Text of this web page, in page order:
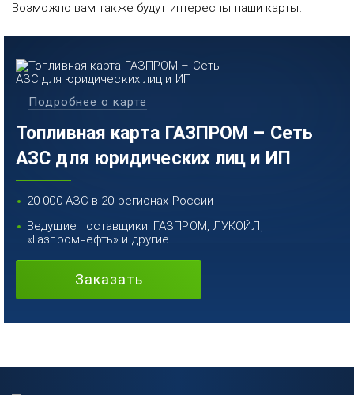
Возможно вам также будут интересны наши карты:
Топливная карта ГАЗПРОМ – Сеть
АЗС для юридических лиц и ИП
20 000 АЗС в 20 регионах России
Ведущие поставщики: ГАЗПРОМ, ЛУКОЙЛ,
«Газпромнефть» и другие.
Заказать
Подробнее о карте